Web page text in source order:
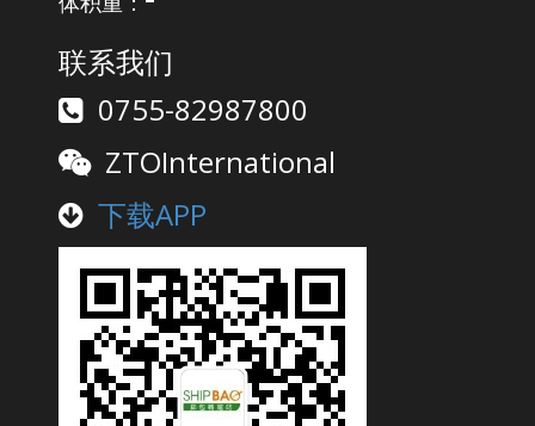
联系我们
0755-82987800
ZTOInternational
下载APP